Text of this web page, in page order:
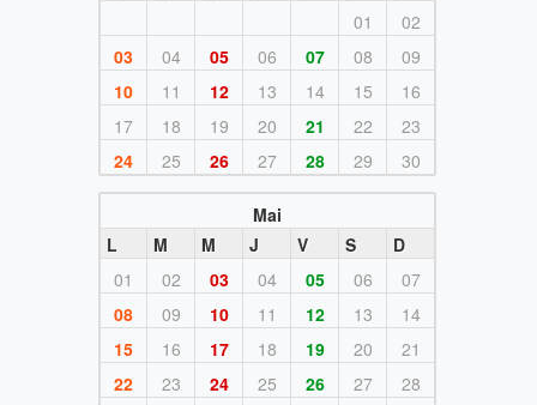
01
02
03
04 05 06 07 08
09
10
11 12 13 14 15
16
17
18 19 20 21 22
23
24
25 26 27 28 29 30
Mai
L
M M J V S
D
01
02 03 04 05 06
07
08
09 10 11 12 13
14
15
16 17 18 19 20
21
22
23 24 25 26 27
28